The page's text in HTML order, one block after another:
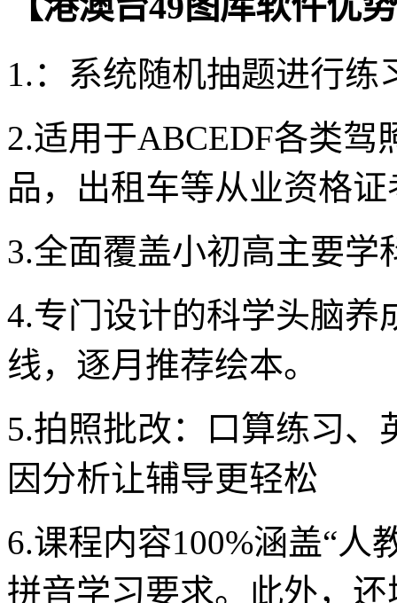
1.：系统随机抽题进行练
2.适用于ABCEDF各类
品，出租车等从业资格
3.全面覆盖小初高主要
4.专门设计的科学头脑养
线，逐月推荐绘本。
5.拍照批改：口算练习
因分析让辅导更轻松
6.课程内容100%涵盖“人
拼音学习要求。此外，